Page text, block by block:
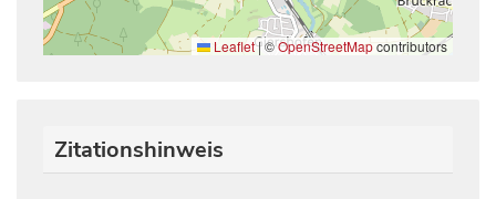
Leaflet|©OpenStreetMapcontributors
Zitationshinweis